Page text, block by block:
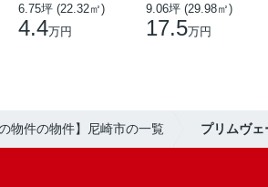
6.75坪 (22.32㎡)
4.4万円
9.06坪 (29.98㎡)
17.5万円
物件の物件】尼崎市の一覧 プリムヴェ